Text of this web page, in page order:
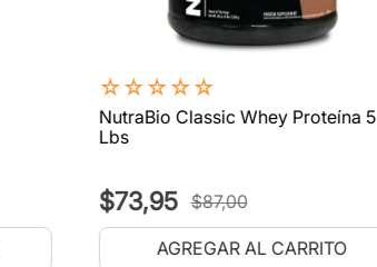
☆☆☆☆☆
NutraBio Classic Whey Proteína 5
Lbs
$73,95 $87,00
AGREGAR AL CARRITO